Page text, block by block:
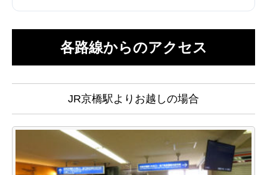
各路線からのアクセス
JR京橋駅よりお越しの場合